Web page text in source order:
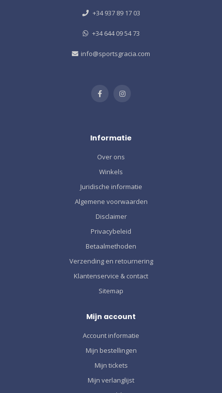
+34 937 89 17 03
+34 644 09 54 73
info@sportsgracia.com
Informatie
Over ons
Winkels
Juridische informatie
Algemene voorwaarden
Disclaimer
Privacybeleid
Betaalmethoden
Verzending en retournering
Klantenservice & contact
Sitemap
Mijn account
Account informatie
Mijn bestellingen
Mijn tickets
Mijn verlanglijst